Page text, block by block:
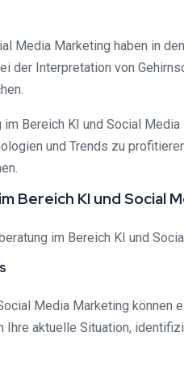
Media Marketing haben in
Interpretation von
Bereich KI und Social
und Trends zu
Bereich KI und Social
im Bereich KI und
Media Marketing
aktuelle Situation,